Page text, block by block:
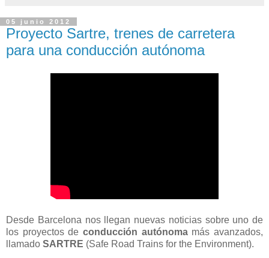
05 junio 2012
Proyecto Sartre, trenes de carretera
para una conducción autónoma
Desde Barcelona nos llegan nuevas noticias sobre uno de
los proyectos de conducción autónomamás avanzados,
llamado SARTRE (Safe Road Trains for the Environment).